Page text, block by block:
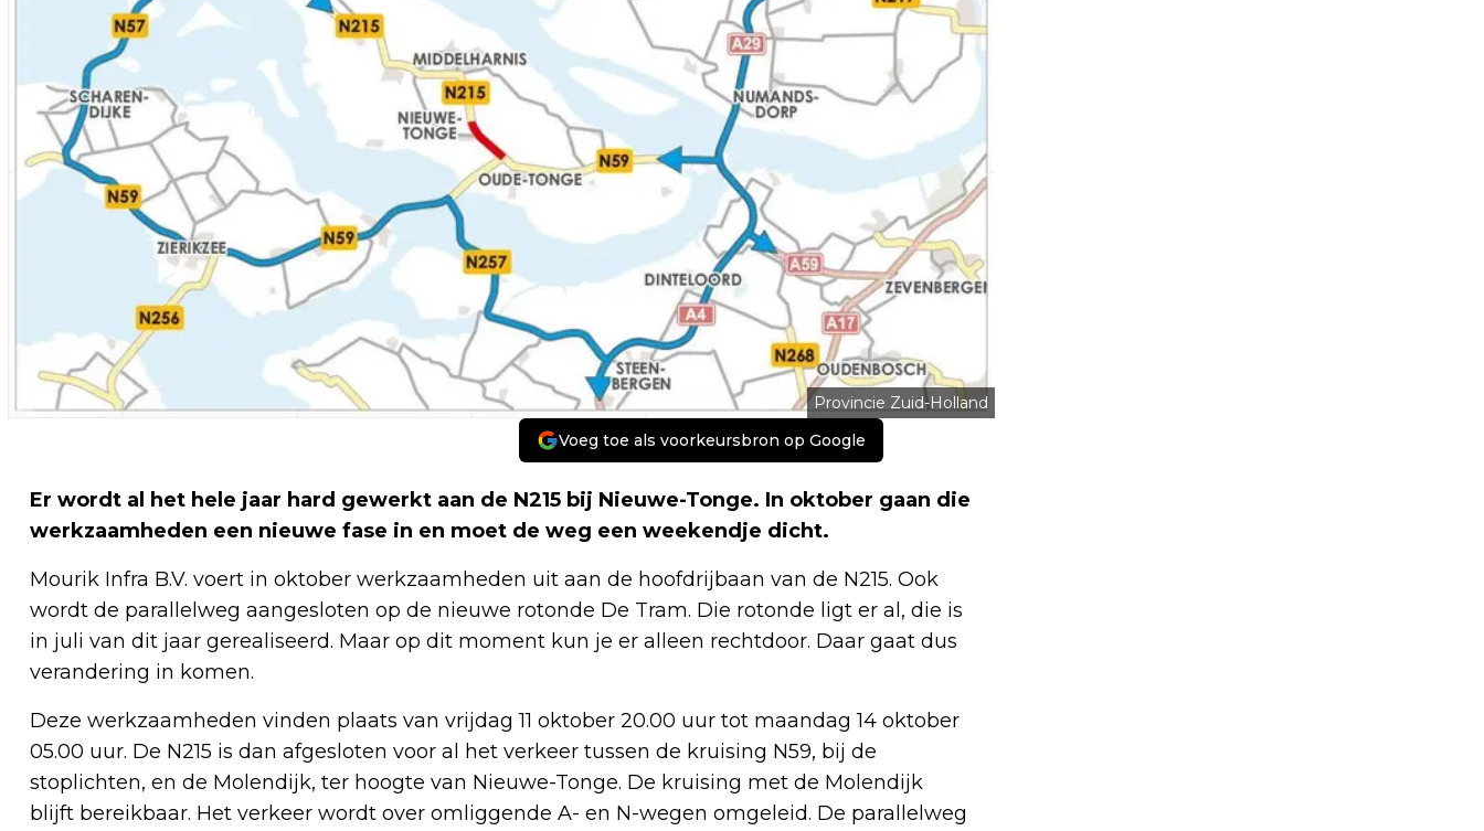
Provincie Zuid-Holland
Voeg toe als voorkeursbron op Google
Er wordt al het hele jaar hard gewerkt aan de N215 bij Nieuwe-Tonge. In oktober gaan die
werkzaamheden een nieuwe fase in en moet de weg een weekendje dicht.
Mourik Infra B.V. voert in oktober werkzaamheden uit aan de hoofdrijbaan van de N215. Ook
wordt de parallelweg aangesloten op de nieuwe rotonde De Tram. Die rotonde ligt er al, die is
in juli van dit jaar gerealiseerd. Maar op dit moment kun je er alleen rechtdoor. Daar gaat dus
verandering in komen.
Deze werkzaamheden vinden plaats van vrijdag 11 oktober 20.00 uur tot maandag 14 oktober
05.00 uur. De N215 is dan afgesloten voor al het verkeer tussen de kruising N59, bij de
stoplichten, en de Molendijk, ter hoogte van Nieuwe-Tonge. De kruising met de Molendijk
blijft bereikbaar. Het verkeer wordt over omliggende A- en N-wegen omgeleid. De parallelweg